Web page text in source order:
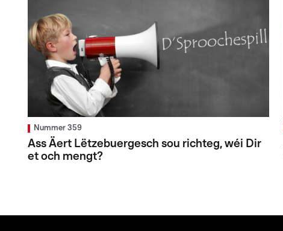
Nummer 359
Ass Äert Lëtzebuergesch sou richteg, wéi Dir
et och mengt?